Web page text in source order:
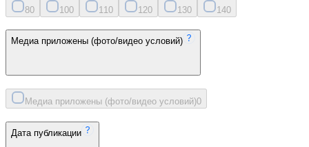
80 100 11 0 120 130 140
Медиа приложены (фото/видео условий)
Медиа приложены (фото/видео условий)0
Дата публикации